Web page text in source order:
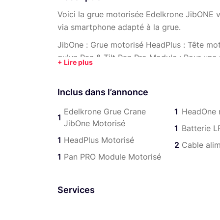
Voici la grue motorisée Edelkrone
via smartphone adapté à la grue.
JibOne : Grue motorisé HeadPlus : Tête
qu'un Pan & Tilt Pan Pro Module : Pour
Tous les modules se détectent entre eux
En un clic tout est faisable. Des
plus qualitative que sans. Vous pouvez
vous validez votre position puis
puis la grue reproduit le mouvement en
Batteries et alimentation filaire inclus
)
Inclus dans l’annonce
1
Edelkrone Grue Crane
JibOne Motorisé
1 HeadPlus Motorisé
1 Pan PRO Module Motorisé
1 HeadOne
1 Batterie
2 Cable
Services